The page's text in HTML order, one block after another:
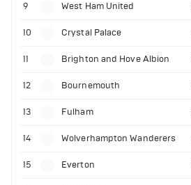
9 West Ham United
10 Crystal Palace
11 Brighton and Hove Albion
12 Bournemouth
13 Fulham
14 Wolverhampton Wanderers
15 Everton